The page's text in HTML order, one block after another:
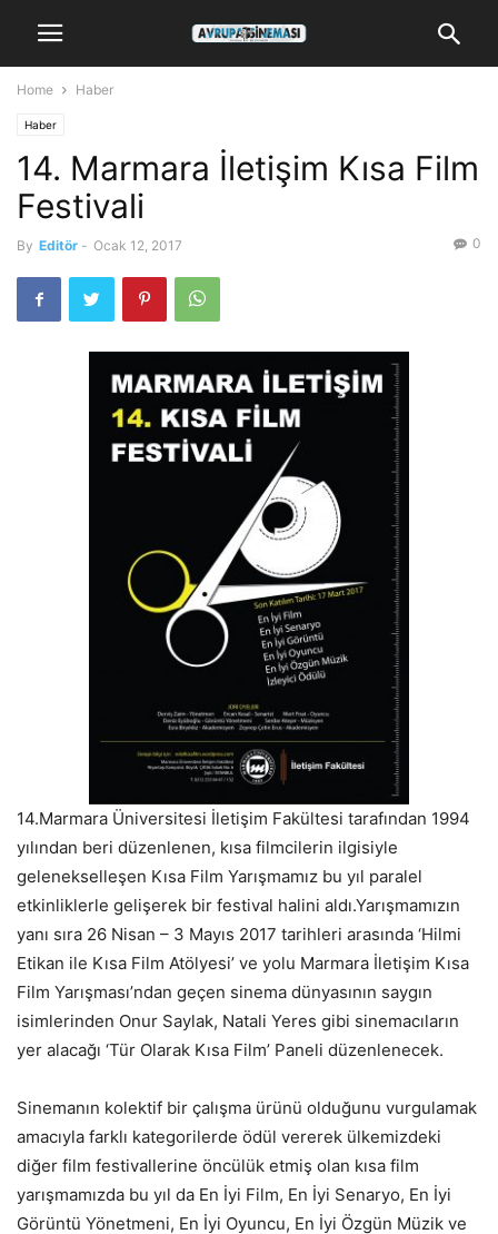
Home Haber
Haber
14. Marmara İletişim Kısa Film
Festivali
By Editör - Ocak 12, 2017 0
14.Marmara Üniversitesi İletişim Fakültesi tarafından 1994
yılından beri düzenlenen, kısa filmcilerin ilgisiyle
gelenekselleşen Kısa Film Yarışmamız bu yıl paralel
etkinliklerle gelişerek bir festival halini aldı.Yarışmamızın
yanı sıra 26 Nisan – 3 Mayıs 2017 tarihleri arasında ‘Hilmi
Etikan ile Kısa Film Atölyesi’ ve yolu Marmara İletişim Kısa
Film Yarışması’ndan geçen sinema dünyasının saygın
isimlerinden Onur Saylak, Natali Yeres gibi sinemacıların
yer alacağı ‘Tür Olarak Kısa Film’ Paneli düzenlenecek.
Sinemanın kolektif bir çalışma ürünü olduğunu vurgulamak
amacıyla farklı kategorilerde ödül vererek ülkemizdeki
diğer film festivallerine öncülük etmiş olan kısa film
yarışmamızda bu yıl da En İyi Film, En İyi Senaryo, En İyi
Görüntü Yönetmeni, En İyi Oyuncu, En İyi Özgün Müzik ve